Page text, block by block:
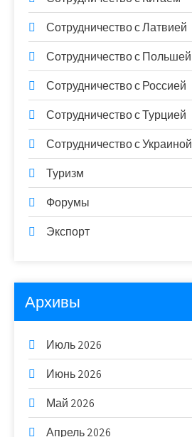
Сотрудничество с Латвией
Сотрудничество с Польшей
Сотрудничество с Россией
Сотрудничество с Турцией
Сотрудничество с Украиной
Туризм
Форумы
Экспорт
Архивы
Июль 2026
Июнь 2026
Май 2026
Апрель 2026